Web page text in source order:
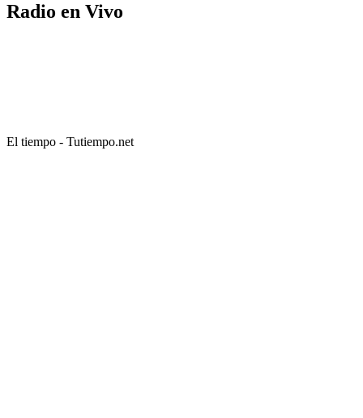
Radio en Vivo
El tiempo - Tutiempo.net